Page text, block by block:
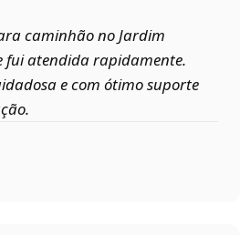
caminhão no Jardim
fui atendida rapidamente.
e com ótimo suporte